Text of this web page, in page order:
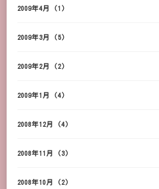
2009年4月 (1)
2009年3月 (5)
2009年2月 (2)
2009年1月 (4)
2008年12月 (4)
2008年11月 (3)
2008年10月 (2)